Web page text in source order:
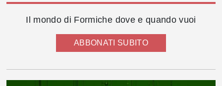
Il mondo di Formiche dove e quando vuoi
ABBONATI SUBITO